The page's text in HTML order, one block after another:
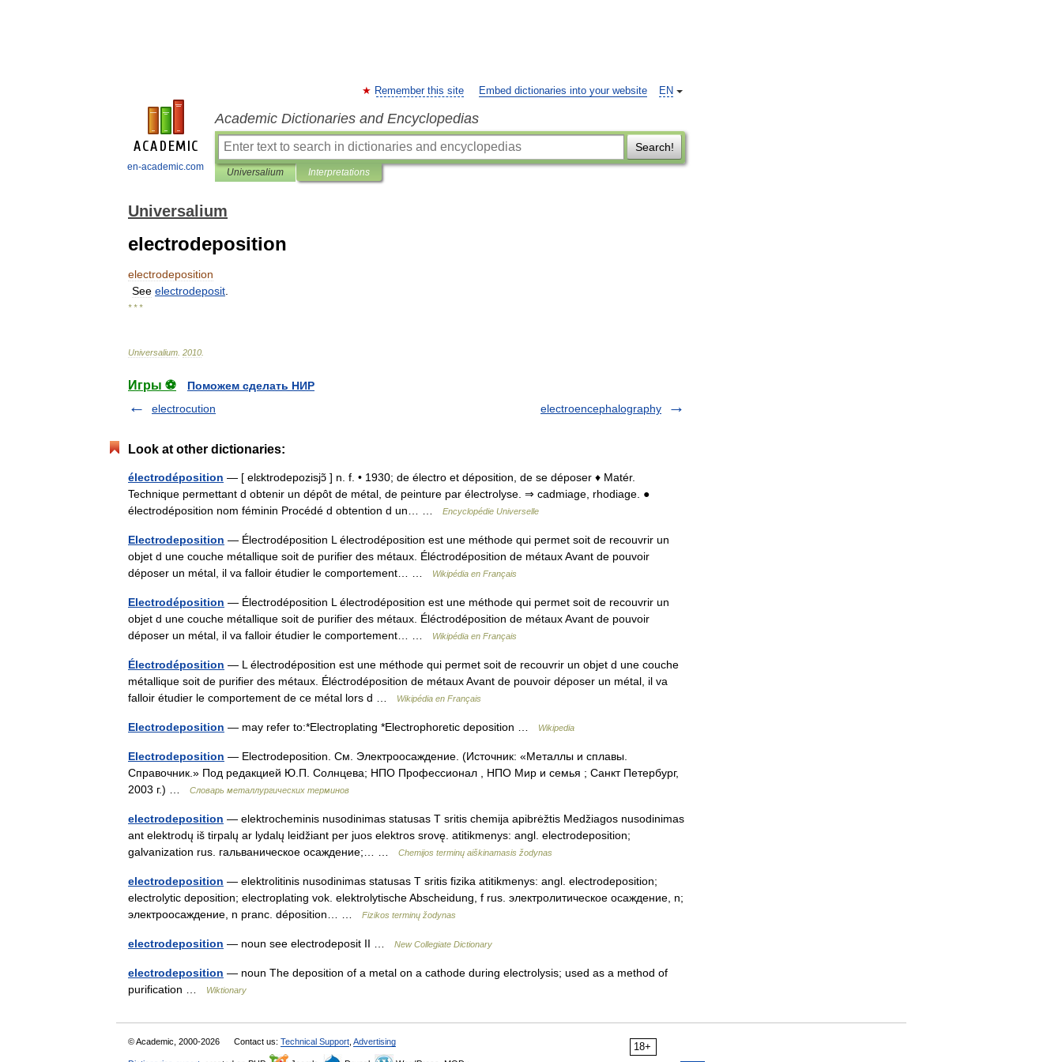
en-academic.com
EN
Remember this site Embed dictionaries into your website
Academic Dictionaries and Encyclopedias
Search!
Universalium Interpretations
Universalium
electrodeposition
electrodeposition
See electrodeposit
* * *
Universalium 2010
Игры ⚽
Поможем сделать НИР
electrocution
electroencephalography
Look at other dictionaries:
électrodéposition — [ elɛktrodepozisjɔ̃ ] n. f. • 1930; de électro et déposition, de se déposer ♦ Matér.
Technique permettant d obtenir un dépôt de métal, de peinture par électrolyse. ⇒ cadmiage, rhodiage. ●
électrodéposition nom féminin Procédé d obtention d un… …
Encyclopédie Universelle
Electrodeposition — Électrodéposition L électrodéposition est une méthode qui permet soit de recouvrir un
objet d une couche métallique soit de purifier des métaux. Éléctrodéposition de métaux Avant de pouvoir
déposer un métal, il va falloir étudier le comportement… …
Wikipédia en Français
Electrodéposition — Électrodéposition L électrodéposition est une méthode qui permet soit de recouvrir un
objet d une couche métallique soit de purifier des métaux. Éléctrodéposition de métaux Avant de pouvoir
déposer un métal, il va falloir étudier le comportement… …
Wikipédia en Français
Électrodéposition — L électrodéposition est une méthode qui permet soit de recouvrir un objet d une couche
métallique soit de purifier des métaux. Éléctrodéposition de métaux Avant de pouvoir déposer un métal, il va
falloir étudier le comportement de ce métal lors d …
Wikipédia en Français
Electrodeposition — may refer to:*Electroplating *Electrophoretic deposition … Wikipedia
Electrodeposition — Electrodeposition. См. Электроосаждение. (Источник: «Металлы и сплавы.
Справочник.» Под редакцией Ю.П. Солнцева; НПО Профессионал , НПО Мир и семья ; Санкт Петербург,
2003 г.) …
Словарь металлургических терминов
electrodeposition — elektrocheminis nusodinimas statusas T sritis chemija apibrėžtis Medžiagos nusodinimas
ant elektrodų iš tirpalų ar lydalų leidžiant per juos elektros srovę. atitikmenys: angl. electrodeposition;
galvanization rus. гальваническое осаждение;… …
Chemijos terminų aiškinamasis žodynas
electrodeposition — elektrolitinis nusodinimas statusas T sritis fizika atitikmenys: angl. electrodeposition;
electrolytic deposition; electroplating vok. elektrolytische Abscheidung, f rus. электролитическое осаждение, n;
электроосаждение, n pranc. déposition… …
Fizikos terminų žodynas
electrodeposition — noun see electrodeposit II … New Collegiate Dictionary
electrodeposition — noun The deposition of a metal on a cathode during electrolysis; used as a method of
purification …
Wiktionary
18+
© Academic, 2000-2026 Contact us: Technical Support Advertising